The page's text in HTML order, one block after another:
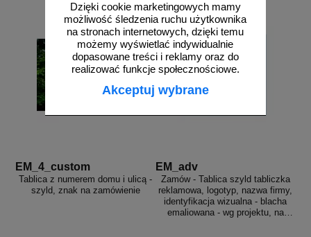
Dzięki cookie marketingowych mamy
możliwość śledzenia ruchu użytkownika
na stronach internetowych, dzięki temu
możemy wyświetlać indywidualnie
dopasowane treści i reklamy oraz do
realizować funkcje społecznościowe.
Akceptuj wybrane
EM_4_custom
Tablica z numerem domu i ulicą -
szyld, znak na zamówienie
EM_adv
Zamów - Tablica szyld tabliczka
reklamowa, logotyp, nazwa firmy,
identyfikacja wizualna - blacha
emaliowana - wg projektu, na